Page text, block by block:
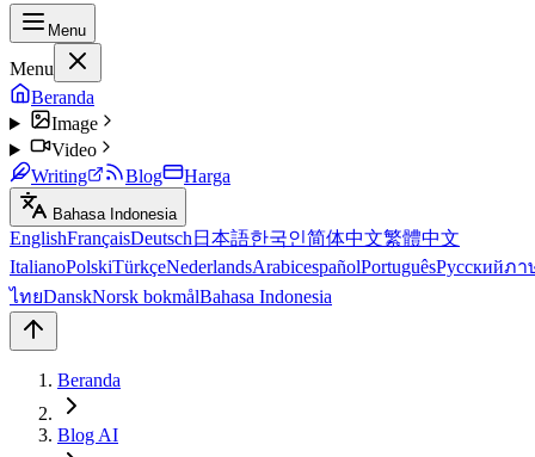
Menu
Menu
Beranda
Image
Video
Writing
Blog Harga
Bahasa Indonesia
EnglishFrançaisDeutsch 日本語한국인简体中文繁體中文
ItalianoPolskiTürkçeNederlandsArabicespañolPortuguêsРусскийภา
ไทยDanskNorsk bokmålBahasa Indonesia
Beranda
Blog AI